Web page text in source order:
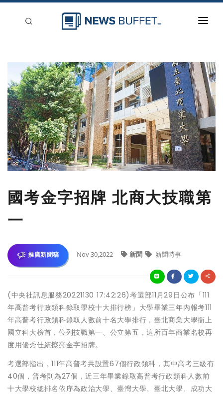
新聞稿分類
登入
刊登
國考金字招牌 北商大技職第
一
推廣新聞稿 Nov 30,2022 新聞 新聞時事
(中央社訊息服務20221130 17:42:26)考選部11月29日公布「111
年高普考行政類科錄取學校十大排行榜」大學畢業三年內報考111
年高普考行政類科錄取人數前十名大學排行，臺北商業大學衝上
國立科大榜首，位列技職第一、公立第五，這所百年商業名校再
度用優秀佳績擦亮金字招牌。
考選部指出，111年高普考共設置67個行政類科，其中高考三級有
40個，普考則為27個，近三年畢業錄取高普考行政類科人數前
十大學校總排名依序為政治大學、臺灣大學、臺北大學、成功大